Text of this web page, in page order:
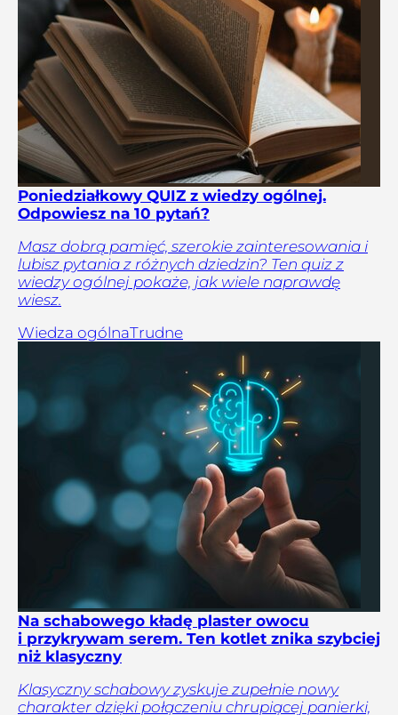
Poniedziałkowy QUIZ z wiedzy ogólnej.
Odpowiesz na 10 pytań?
Masz dobrą pamięć, szerokie zainteresowania i
lubisz pytania z różnych dziedzin? Ten quiz z
wiedzy ogólnej pokaże, jak wiele naprawdę
wiesz.
Wiedza ogólnaTrudne
Na schabowego kładę plaster owocu
i przykrywam serem. Ten kotlet znika szybciej
niż klasyczny
Klasyczny schabowy zyskuje zupełnie nowy
charakter dzięki połączeniu chrupiącej panierki,